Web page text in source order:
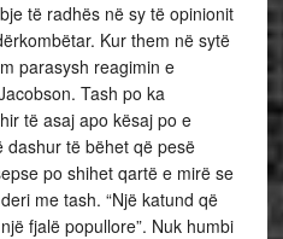
të radhës në sy të opinionit
Kur them në sytë
parasysh reagimin e
Tash po ka
të asaj apo kësaj po e
dashur të bëhet që pesë
po shihet qartë e mirë se
me tash. “Një katund që
fjalë popullore”. Nuk humbi